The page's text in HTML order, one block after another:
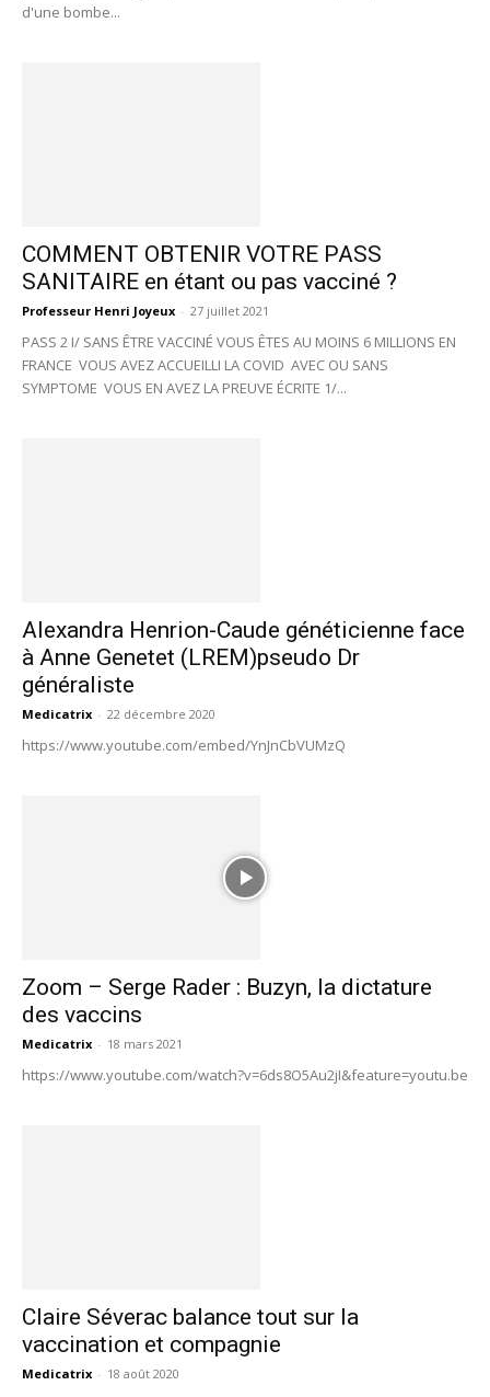
d'une bombe...
COMMENT OBTENIR VOTRE PASS
SANITAIRE en étant ou pas vacciné ?
Professeur Henri Joyeux - 27 juillet 2021
PASS 2 I/ SANS ÊTRE VACCINÉ VOUS ÊTES AU MOINS 6 MILLIONS EN
FRANCE VOUS AVEZ ACCUEILLI LA COVID AVEC OU SANS
SYMPTOME VOUS EN AVEZ LA PREUVE ÉCRITE 1/...
Alexandra Henrion-Caude généticienne face
à Anne Genetet (LREM)pseudo Dr
généraliste
Medicatrix - 22 décembre 2020
https://www.youtube.com/embed/YnJnCbVUMzQ
Zoom – Serge Rader : Buzyn, la dictature
des vaccins
Medicatrix - 18 mars 2021
https://www.youtube.com/watch?v=6ds8O5Au2jI&feature=youtu.be
Claire Séverac balance tout sur la
vaccination et compagnie
Medicatrix - 18 août 2020